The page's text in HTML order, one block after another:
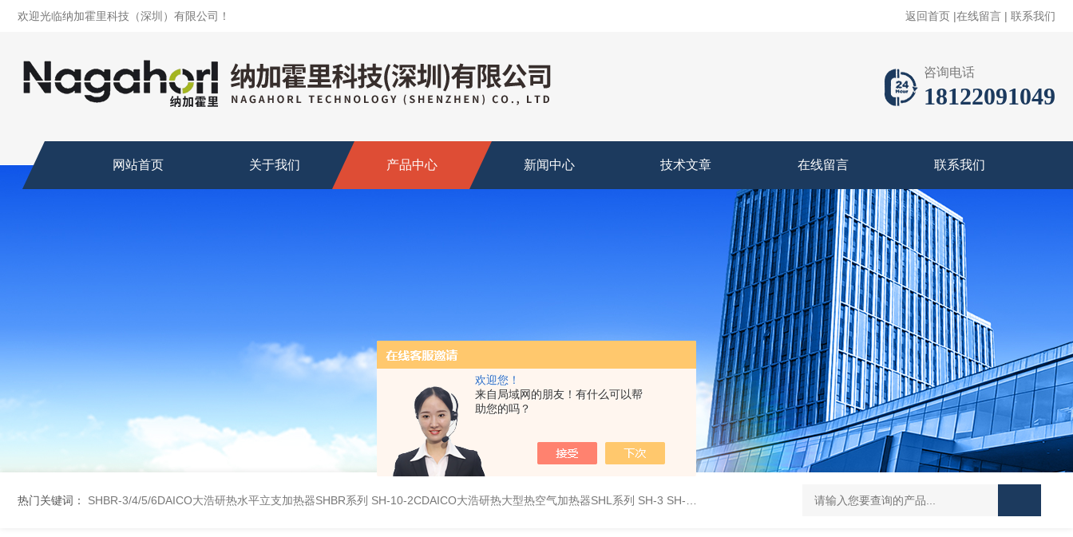
欢迎您！
来自局域网的朋友！有什么可以帮
助您的吗？
欢迎光临纳加霍里科技（深圳）有限公司！ 返回首页 |在线留言 | 联系我们
咨询电话
18122091049
网站首页 关于我们 产品中心 新闻中心 技术文章 在线留言 联系我们
热门关键词： SHBR-3/4/5/6DAICO大浩研热水平立支加热器SHBR系列 SH-10-2CDAICO大浩研热大型热空气加热器SHL系列 SH-3 SH-4DAICO大浩研热水平热空气产生加热器SH系列 L-00/01/02/03DAICO大浩研